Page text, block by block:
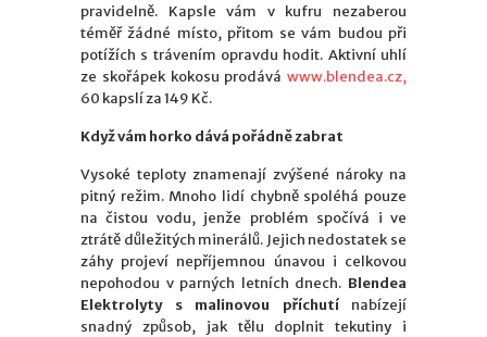
pravidelně. Kapsle vám v kufru nezaberou
téměř žádné místo, přitom se vám budou při
potížích s trávením opravdu hodit. Aktivní uhlí
ze skořápek kokosu prodává www.blendea.cz,
60 kapslí za 149 Kč.
Když vám horko dává pořádně zabrat
Vysoké teploty znamenají zvýšené nároky na
pitný režim. Mnoho lidí chybně spoléhá pouze
na čistou vodu, jenže problém spočívá i ve
ztrátě důležitých minerálů. Jejich nedostatek se
záhy projeví nepříjemnou únavou i celkovou
nepohodou v parných letních dnech. Blendea
Elektrolyty s malinovou příchutí nabízejí
snadný způsob, jak tělu doplnit tekutiny i